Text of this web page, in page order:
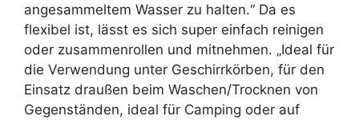
angesammeltem Wasser zu halten.“ Da es
flexibel ist, lässt es sich super einfach reinigen
oder zusammenrollen und mitnehmen. „Ideal für
die Verwendung unter Geschirrkörben, für den
Einsatz draußen beim Waschen/Trocknen von
Gegenständen, ideal für Camping oder auf